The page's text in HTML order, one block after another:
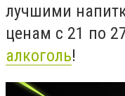
лучшими
ценам с 21 по
алкоголь!